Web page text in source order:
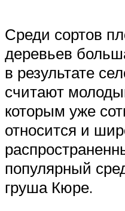
Среди сортов
деревьев
в результате
считают
которым уже
относится и
популярный
груша Кюре.